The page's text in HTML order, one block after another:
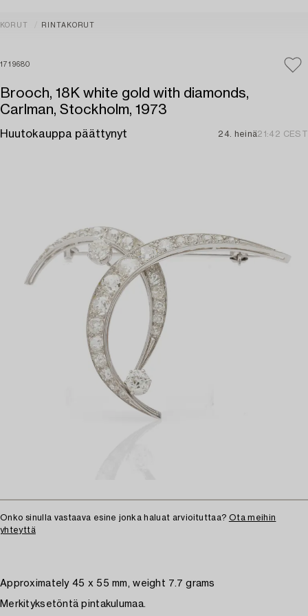
KORUT RINTAKORUT
1719680
Brooch, 18K white gold with diamonds,
Carlman, Stockholm, 1973
Huutokauppa päättynyt 24. heinä21:42 CEST
Onko sinulla vastaava esine jonka haluat arvioituttaa? Ota meihin
yhteyttä
Approximately 45 x 55 mm, weight 7.7 grams
Merkityksetöntä pintakulumaa.